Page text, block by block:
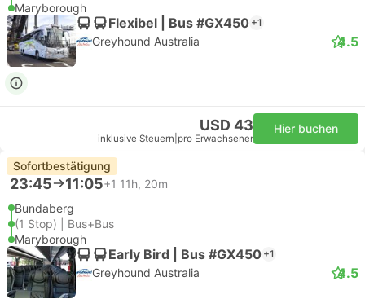
Maryborough
Flexibel | Bus #GX450 +1
Greyhound Australia 4.5
USD 43
inklusive Steuern pro Erwachsener
Hier buchen
Sofortbestätigung
23:45 11:05+1 11h, 20m
Bundaberg
(1 Stop) | Bus+Bus
Maryborough
Early Bird | Bus #GX450 +1
Greyhound Australia 4.5